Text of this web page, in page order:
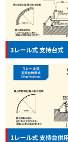
3レール式 支持台式
1レール式 支持台併